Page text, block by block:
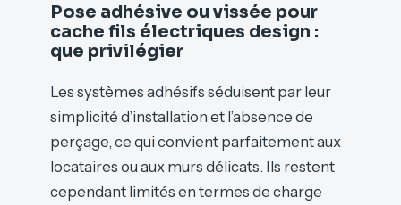
Pose adhésive ou vissée pour
cache fils électriques design :
que privilégier
Les systèmes adhésifs séduisent par leur
simplicité d’installation et l’absence de
perçage, ce qui convient parfaitement aux
locataires ou aux murs délicats. Ils restent
cependant limités en termes de charge